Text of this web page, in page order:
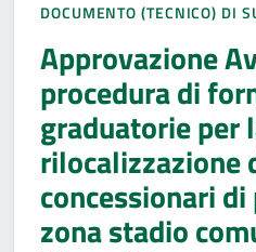
DOCUMENTO (TECNICO) DI
Approvazione
procedura di
graduatorie per
rilocalizzazione
concessionari
zona stadio